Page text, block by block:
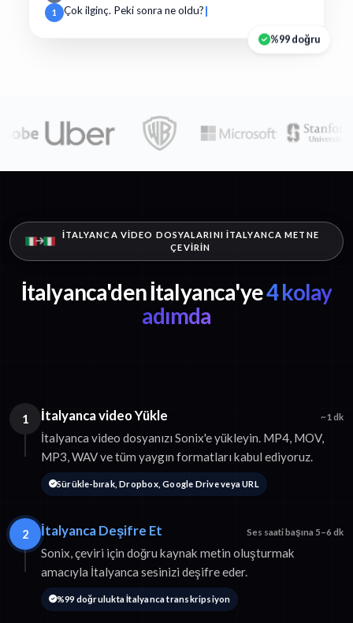
1 Çok ilginç. Peki sonra ne oldu?
%99 doğru
İTALYANCA VIDEO DOSYALARINI İTALYANCA METNE
ÇEVIRIN
İtalyanca'den İtalyanca'ye4 kolay
adımda
1 İtalyanca video Yükle ~1 dk
İtalyanca video dosyanızı Sonix'e yükleyin. MP4, MOV,
MP3, WAV ve tüm yaygın formatları kabul ediyoruz.
Sürükle-bırak, Dropbox, Google Drive veya URL
2 İtalyanca Deşifre Et Ses saati başına 5–6 dk
Sonix, çeviri için doğru kaynak metin oluşturmak
amacıyla İtalyanca sesinizi deşifre eder.
%99 doğrulukta İtalyanca transkripsiyon